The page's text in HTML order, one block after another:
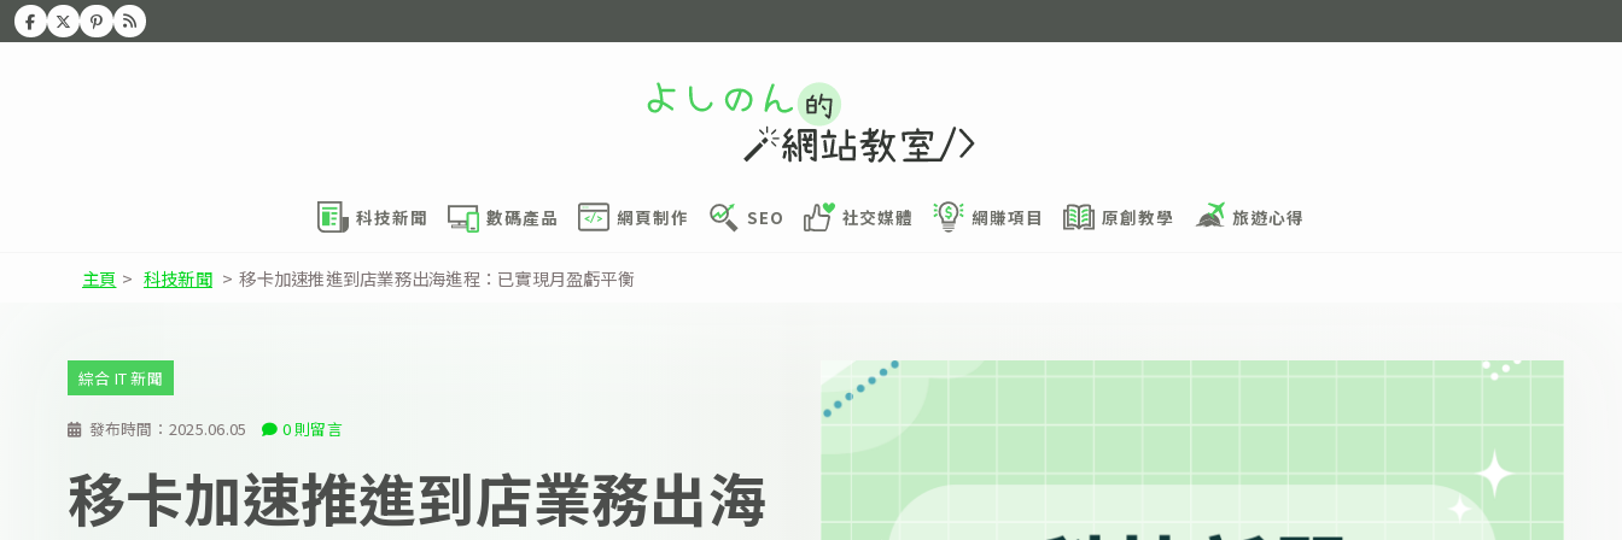
科技新聞 數碼產品 網頁制作 SEO 社交媒體 網賺項目 原創教學 旅遊心得
主頁 > 科技新聞 > 移卡加速推進到店業務出海進程：已實現月盈虧平衡
發布時間： 2025.06.05 0 則留言
綜合 IT 新聞
移卡加速推進到店業務出海